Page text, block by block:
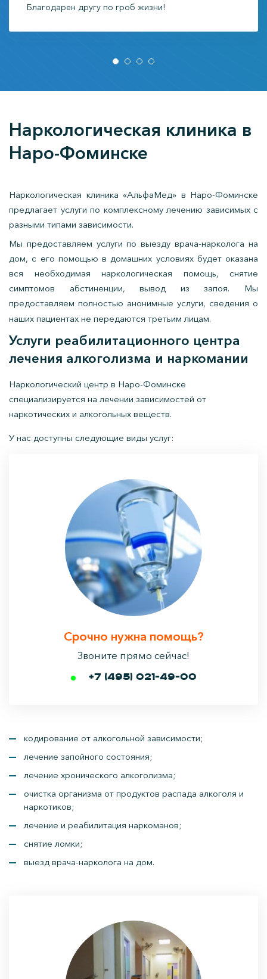
Благодарен другу по гроб жизни!
Наркологическая клиника в
Наро-Фоминске
Наркологическая клиника «АльфаМед» в Наро-Фоминске
предлагает услуги по комплексному лечению зависимых с
разными типами зависимости.
Мы предоставляем услуги по выезду врача-нарколога на
дом, с его помощью в домашних условиях будет оказана
вся необходимая наркологическая помощь, снятие
симптомов абстиненции, вывод из запоя. Мы
предоставляем полностью анонимные услуги, сведения о
наших пациентах не передаются третьим лицам.
Услуги реабилитационного центра
лечения алкоголизма и наркомании
Наркологический центр в Наро-Фоминске
специализируется на лечении зависимостей от
наркотических и алкогольных веществ.
У нас доступны следующие виды услуг:
Срочно нужна помощь?
Звоните прямо сейчас!
+7 (495) 021-49-00
кодирование от алкогольной зависимости;
лечение запойного состояния;
лечение хронического алкоголизма;
очистка организма от продуктов распада алкоголя и
наркотиков;
лечение и реабилитация наркоманов;
снятие ломки;
выезд врача-нарколога на дом.